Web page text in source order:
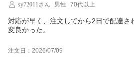
sy72011さん
男性 70代以上
対応が早く、注文してから2日で配達さ
変良かった。
注文日：2026/07/09